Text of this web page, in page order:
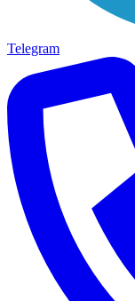
Telegram